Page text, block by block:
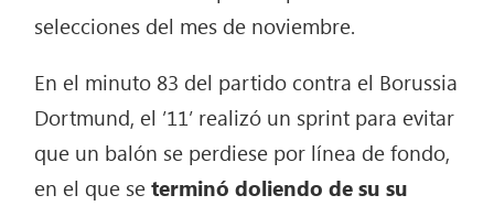
selecciones del mes de noviembre.
En el minuto 83 del partido contra el Borussia
Dortmund, el ’11’ realizó un sprint para evitar
que un balón se perdiese por línea de fondo,
en el que seterminó doliendo de su su